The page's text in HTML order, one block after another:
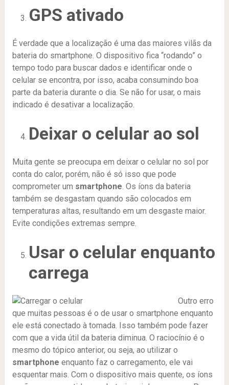
GPS ativado
É verdade que a localização é uma das maiores vilãs da
bateria do smartphone. O dispositivo fica “rodando” o
tempo todo para buscar dados e identificar onde o
celular se encontra, por isso, acaba consumindo boa
parte da bateria durante o dia. Se não for usar, o mais
indicado é desativar a localização.
Deixar o celular ao sol
Muita gente se preocupa em deixar o celular no sol por
conta do calor, porém, não é só isso que pode
comprometer um smartphone. Os íons da bateria
também se desgastam quando são colocados em
temperaturas altas, resultando em um desgaste maior.
Evite condições extremas sempre.
Usar o celular enquanto
carrega
Outro erro
que muitas pessoas é o de usar o smartphone enquanto
ele está conectado à tomada. Isso também pode fazer
com que a vida útil da bateria diminua. O raciocínio é o
mesmo do tópico anterior, ou seja, ao utilizar o
smartphone enquanto faz o carregamento, ele vai
esquentar mais. Com o dispositivo mais quente, os íons